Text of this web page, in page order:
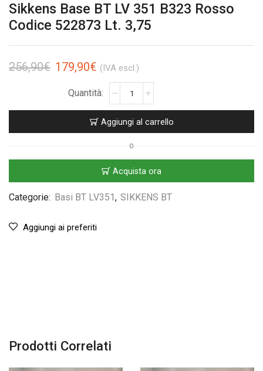
Sikkens Base BT LV 351 B323 Rosso
Codice 522873 Lt. 3,75
256,90€ 179,90€ (IVA escl.)
Aggiungi al carrello
O
Acquista ora
Categorie: Basi BT LV351, SIKKENS BT
Aggiungi ai preferiti
Prodotti Correlati